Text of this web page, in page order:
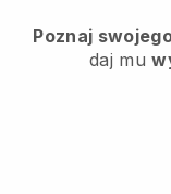
Poznaj
daj mu